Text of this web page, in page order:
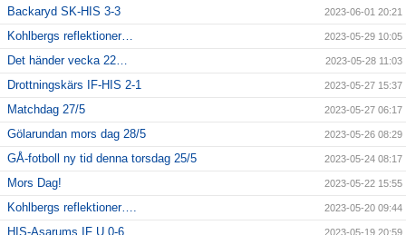
Backaryd SK-HIS 3-3 2023-06-01 20:21
Kohlbergs reflektioner… 2023-05-29 10:05
Det händer vecka 22… 2023-05-28 11:03
Drottningskärs IF-HIS 2-1 2023-05-27 15:37
Matchdag 27/5 2023-05-27 06:17
Gölarundan mors dag 28/5 2023-05-26 08:29
GÅ-fotboll ny tid denna torsdag 25/5 2023-05-24 08:17
Mors Dag! 2023-05-22 15:55
Kohlbergs reflektioner…. 2023-05-20 09:44
HIS-Asarums IF U 0-6 2023-05-19 20:59